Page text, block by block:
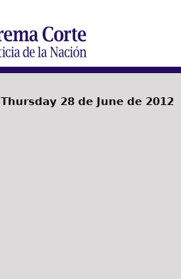
Thursday 28 de June de 2012